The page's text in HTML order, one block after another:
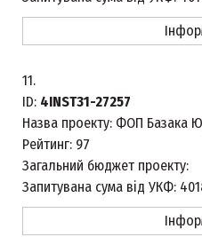
11.
ID: 4INST31-27257
Назва проекту: ФОП Базака
Рейтинг: 97
Загальний бюджет проекту:
Запитувана сума від УКФ: